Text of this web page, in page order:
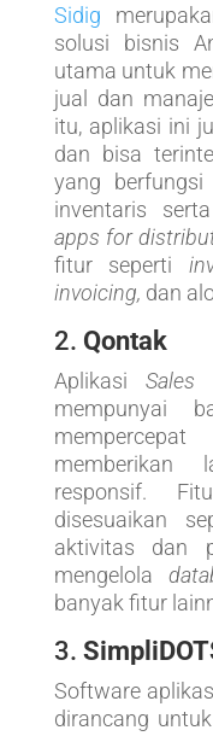
Sidig
solusi bisnis
utama untuk
jual dan
itu, aplikasi ini
dan bisa
yang
inventaris
apps for
fitur seperti
invoicing, dan
2. Qontak
AplikasiSales
mempunyai
memberikan
responsif.
disesuaikan
aktivitas dan
mengelola
banyak fitur
3.
Software
dirancang